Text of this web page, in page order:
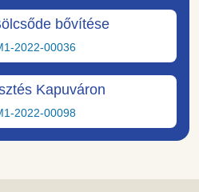
bővítése
2022-00036
Kapuváron
2022-00098